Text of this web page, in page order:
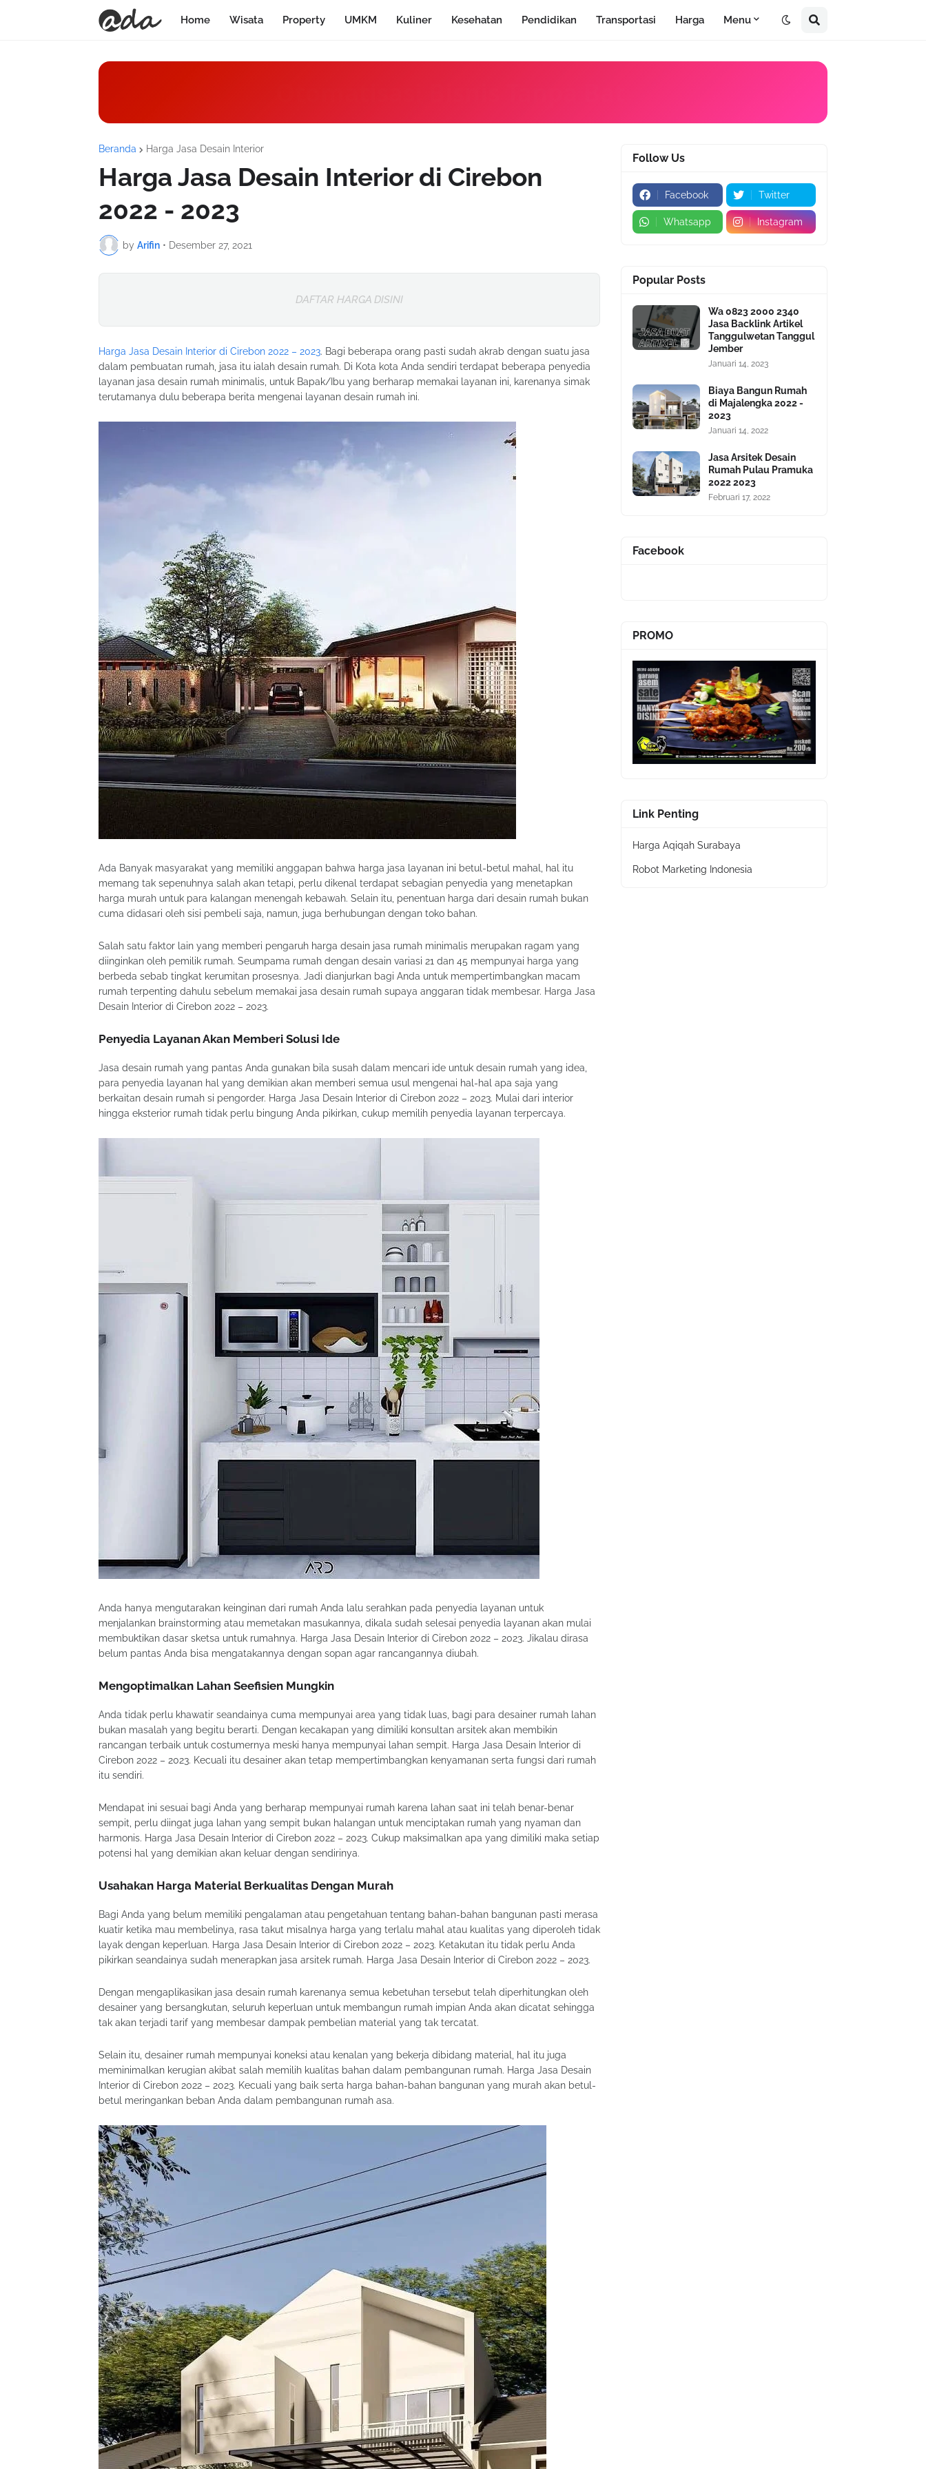
Home Wisata Property UMKM Kuliner Kesehatan Pendidikan Transportasi Harga Menu
Beranda Harga Jasa Desain Interior
Harga Jasa Desain Interior di Cirebon
2022 - 2023
by Arifin • Desember 27, 2021
DAFTAR HARGA DISINI
Harga Jasa Desain Interior di Cirebon 2022 – 2023. Bagi beberapa orang pasti sudah akrab dengan suatu jasa
dalam pembuatan rumah, jasa itu ialah desain rumah. Di Kota kota Anda sendiri terdapat beberapa penyedia
layanan jasa desain rumah minimalis, untuk Bapak/Ibu yang berharap memakai layanan ini, karenanya simak
terutamanya dulu beberapa berita mengenai layanan desain rumah ini.
Ada Banyak masyarakat yang memiliki anggapan bahwa harga jasa layanan ini betul-betul mahal, hal itu
memang tak sepenuhnya salah akan tetapi, perlu dikenal terdapat sebagian penyedia yang menetapkan
harga murah untuk para kalangan menengah kebawah. Selain itu, penentuan harga dari desain rumah bukan
cuma didasari oleh sisi pembeli saja, namun, juga berhubungan dengan toko bahan.
Salah satu faktor lain yang memberi pengaruh harga desain jasa rumah minimalis merupakan ragam yang
diinginkan oleh pemilik rumah. Seumpama rumah dengan desain variasi 21 dan 45 mempunyai harga yang
berbeda sebab tingkat kerumitan prosesnya. Jadi dianjurkan bagi Anda untuk mempertimbangkan macam
rumah terpenting dahulu sebelum memakai jasa desain rumah supaya anggaran tidak membesar. Harga Jasa
Desain Interior di Cirebon 2022 – 2023.
Penyedia Layanan Akan Memberi Solusi Ide
Jasa desain rumah yang pantas Anda gunakan bila susah dalam mencari ide untuk desain rumah yang idea,
para penyedia layanan hal yang demikian akan memberi semua usul mengenai hal-hal apa saja yang
berkaitan desain rumah si pengorder. Harga Jasa Desain Interior di Cirebon 2022 – 2023. Mulai dari interior
hingga eksterior rumah tidak perlu bingung Anda pikirkan, cukup memilih penyedia layanan terpercaya.
Anda hanya mengutarakan keinginan dari rumah Anda lalu serahkan pada penyedia layanan untuk
menjalankan brainstorming atau memetakan masukannya, dikala sudah selesai penyedia layanan akan mulai
membuktikan dasar sketsa untuk rumahnya. Harga Jasa Desain Interior di Cirebon 2022 – 2023. Jikalau dirasa
belum pantas Anda bisa mengatakannya dengan sopan agar rancangannya diubah.
Mengoptimalkan Lahan Seefisien Mungkin
Anda tidak perlu khawatir seandainya cuma mempunyai area yang tidak luas, bagi para desainer rumah lahan
bukan masalah yang begitu berarti. Dengan kecakapan yang dimiliki konsultan arsitek akan membikin
rancangan terbaik untuk costumernya meski hanya mempunyai lahan sempit. Harga Jasa Desain Interior di
Cirebon 2022 – 2023. Kecuali itu desainer akan tetap mempertimbangkan kenyamanan serta fungsi dari rumah
itu sendiri.
Mendapat ini sesuai bagi Anda yang berharap mempunyai rumah karena lahan saat ini telah benar-benar
sempit, perlu diingat juga lahan yang sempit bukan halangan untuk menciptakan rumah yang nyaman dan
harmonis. Harga Jasa Desain Interior di Cirebon 2022 – 2023. Cukup maksimalkan apa yang dimiliki maka setiap
potensi hal yang demikian akan keluar dengan sendirinya.
Usahakan Harga Material Berkualitas Dengan Murah
Bagi Anda yang belum memiliki pengalaman atau pengetahuan tentang bahan-bahan bangunan pasti merasa
kuatir ketika mau membelinya, rasa takut misalnya harga yang terlalu mahal atau kualitas yang diperoleh tidak
layak dengan keperluan. Harga Jasa Desain Interior di Cirebon 2022 – 2023. Ketakutan itu tidak perlu Anda
pikirkan seandainya sudah menerapkan jasa arsitek rumah. Harga Jasa Desain Interior di Cirebon 2022 – 2023.
Dengan mengaplikasikan jasa desain rumah karenanya semua kebetuhan tersebut telah diperhitungkan oleh
desainer yang bersangkutan, seluruh keperluan untuk membangun rumah impian Anda akan dicatat sehingga
tak akan terjadi tarif yang membesar dampak pembelian material yang tak tercatat.
Selain itu, desainer rumah mempunyai koneksi atau kenalan yang bekerja dibidang material, hal itu juga
meminimalkan kerugian akibat salah memilih kualitas bahan dalam pembangunan rumah. Harga Jasa Desain
Interior di Cirebon 2022 – 2023. Kecuali yang baik serta harga bahan-bahan bangunan yang murah akan betul-
betul meringankan beban Anda dalam pembangunan rumah asa.
Follow Us
Facebook Twitter
Whatsapp Instagram
Popular Posts
Wa 0823 2000 2340
Jasa Backlink Artikel
Tanggulwetan Tanggul
Jember
Januari 14, 2023
Biaya Bangun Rumah
di Majalengka 2022 -
2023
Januari 14, 2022
Jasa Arsitek Desain
Rumah Pulau Pramuka
2022 2023
Februari 17, 2022
Facebook
PROMO
Link Penting
Harga Aqiqah Surabaya
Robot Marketing Indonesia